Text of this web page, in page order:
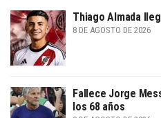
Thiago Almada
8 DE AGOSTO DE 2026
Fallece Jorge
los 68 años